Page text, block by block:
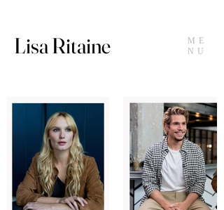
ME
NU
Lisa Ritaine